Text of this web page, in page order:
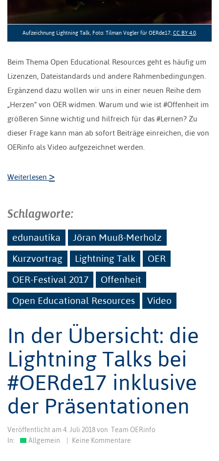
Aufzeichnung Lightning Talk, Foto: Tilman Vogler für OERde17, CC BY 4.0.
Beim Thema Open Educational Resources geht es häufig um
Lizenzen, Dateistandards und andere Rahmenbedingungen.
Ergänzend dazu wollen wir uns in einer neuen Reihe dem
„Herzen“ von OER widmen. Warum und wie ist #Offenheit im
größeren Sinne wichtig und hilfreich für das #Lernen? Zu
dieser Frage kann man ab sofort Beiträge einreichen, die von
OERinfo als Video aufgezeichnet werden.
Weiterlesen >
Schlagworte:
edunautika
Jöran Muuß-Merholz
Kurzvortrag
Lightning Talk
OER
OER-Festival 2017
Offenheit
Open Educational Resources
Video
In der Übersicht: die
Lightning Talks bei
#OERde17 inklusive
der Präsentationen
Veröffentlicht am 4. Juli 2018von Team OERinfo
In:
Allgemein Keine Kommentare